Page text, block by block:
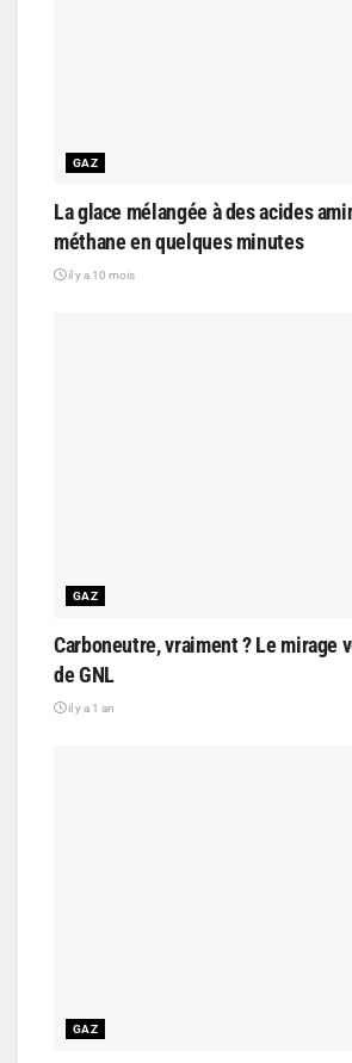
GAZ
La glace mélangée à des acides
méthane en quelques minutes
il y a 10 mois
GAZ
Carboneutre, vraiment ? Le mirage
de GNL
il y a 1 an
GAZ